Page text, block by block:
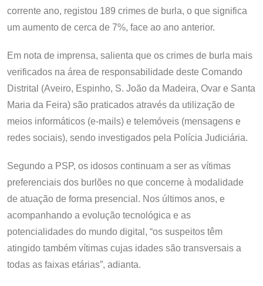
corrente ano, registou 189 crimes de burla, o que significa
um aumento de cerca de 7%, face ao ano anterior.
Em nota de imprensa, salienta que os crimes de burla mais
verificados na área de responsabilidade deste Comando
Distrital (Aveiro, Espinho, S. João da Madeira, Ovar e Santa
Maria da Feira) são praticados através da utilização de
meios informáticos (e-mails) e telemóveis (mensagens e
redes sociais), sendo investigados pela Polícia Judiciária.
Segundo a PSP, os idosos continuam a ser as vítimas
preferenciais dos burlões no que concerne à modalidade
de atuação de forma presencial. Nos últimos anos, e
acompanhando a evolução tecnológica e as
potencialidades do mundo digital, “os suspeitos têm
atingido também vítimas cujas idades são transversais a
todas as faixas etárias”, adianta.